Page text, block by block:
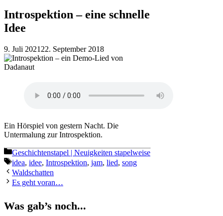
Introspektion – eine schnelle
Idee
9. Juli 2021 22. September 2018
Ein Hörspiel von gestern Nacht. Die
Untermalung zur Introspektion.
Kategorien
Geschichtenstapel | Neuigkeiten stapelweise
Schlagwörter
idea, idee, Introspektion, jam, lied, song
Waldschatten
Es geht voran…
Was gab’s noch...